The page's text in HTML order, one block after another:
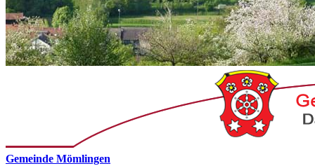
Gemeinde Mömlingen